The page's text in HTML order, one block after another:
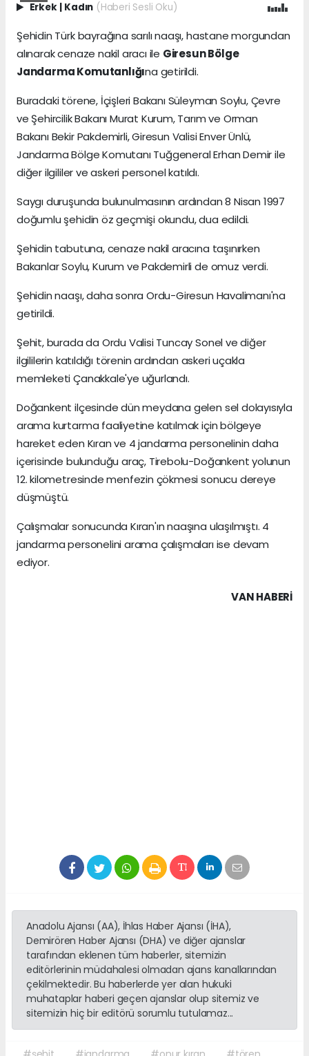
Erkek Kadın (Haberi Sesli Oku)
Şehidin Türk bayrağına sarılı naaşı, hastane morgundan
alınarak cenaze nakil aracı ile Giresun Bölge
Jandarma Komutanlığına getirildi.
Buradaki törene, İçişleri Bakanı Süleyman Soylu, Çevre
ve Şehircilik Bakanı Murat Kurum, Tarım ve Orman
Bakanı Bekir Pakdemirli, Giresun Valisi Enver Ünlü,
Jandarma Bölge Komutanı Tuğgeneral Erhan Demir ile
diğer ilgililer ve askeri personel katıldı.
Saygı duruşunda bulunulmasının ardından 8 Nisan 1997
doğumlu şehidin öz geçmişi okundu, dua edildi.
Şehidin tabutuna, cenaze nakil aracına taşınırken
Bakanlar Soylu, Kurum ve Pakdemirli de omuz verdi.
Şehidin naaşı, daha sonra Ordu-Giresun Havalimanı'na
getirildi.
Şehit, burada da Ordu Valisi Tuncay Sonel ve diğer
ilgililerin katıldığı törenin ardından askeri uçakla
memleketi Çanakkale'ye uğurlandı.
Doğankent ilçesinde dün meydana gelen sel dolayısıyla
arama kurtarma faaliyetine katılmak için bölgeye
hareket eden Kıran ve 4 jandarma personelinin daha
içerisinde bulunduğu araç, Tirebolu-Doğankent yolunun
12. kilometresinde menfezin çökmesi sonucu dereye
düşmüştü.
Çalışmalar sonucunda Kıran'ın naaşına ulaşılmıştı. 4
jandarma personelini arama çalışmaları ise devam
ediyor.
VAN HABERİ
Anadolu Ajansı (AA), İhlas Haber Ajansı (İHA),
Demirören Haber Ajansı (DHA) ve diğer ajanslar
tarafından eklenen tüm haberler, sitemizin
editörlerinin müdahalesi olmadan ajans kanallarından
çekilmektedir. Bu haberlerde yer alan hukuki
muhataplar haberi geçen ajanslar olup sitemiz ve
sitemizin hiç bir editörü sorumlu tutulamaz...